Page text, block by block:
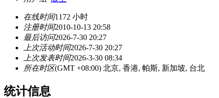
在线时间1172 小时
注册时间2010-10-13 20:58
最后访问2026-7-30 20:27
上次活动时间2026-7-30 20:27
上次发表时间2026-3-30 08:34
所在时区(GMT +08:00) 北京, 香港, 帕斯, 新加坡, 台北
统计信息